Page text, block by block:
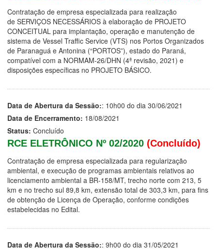
Contratação de empresa especializada para realização
de SERVIÇOS NECESSÁRIOS à elaboração de PROJETO
CONCEITUAL para implantação, operação e manutenção de
sistema de Vessel Traffic Service (VTS) nos Portos Organizados
de Paranaguá e Antonina (“PORTOS”), estado do Paraná,
compatível com a NORMAM-26/DHN (4ª revisão, 2021) e
disposições específicas no PROJETO BÁSICO.
Data de Abertura da Sessão:: 10h00 do dia 30/06/2021
Data de Encerramento: 18/08/2021
Status: Concluído
RCE ELETRÔNICO Nº 02/2020 (Concluído)
Contratação de empresa especializada para regularização
ambiental, e execução de programas ambientais relativos ao
licenciamento ambiental a BR-158/MT, trecho norte com 213, 5
km e no trecho sul 89,8 km, extensão total de 303,3 km, para fins
de obtenção de Licença de Operação, conforme condições
estabelecidas no Edital.
Data de Abertura da Sessão:: 9h00 do dia 31/05/2021